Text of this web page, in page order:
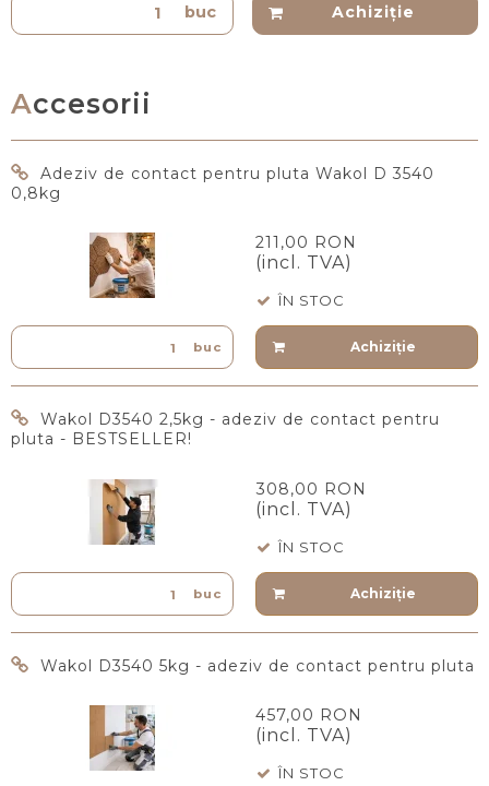
buc Achiziţie
Accesorii
Adeziv de contact pentru pluta Wakol D 3540
0,8kg
211,00 RON
(incl. TVA)
ÎN STOC
buc Achiziţie
Wakol D3540 2,5kg - adeziv de contact pentru
pluta - BESTSELLER!
308,00 RON
(incl. TVA)
ÎN STOC
buc Achiziţie
Wakol D3540 5kg - adeziv de contact pentru pluta
457,00 RON
(incl. TVA)
ÎN STOC